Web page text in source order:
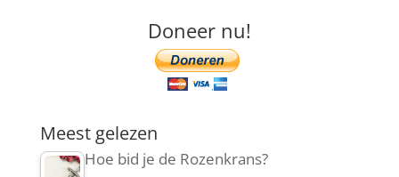
Doneer nu!
Meest gelezen
Hoe bid je de Rozenkrans?